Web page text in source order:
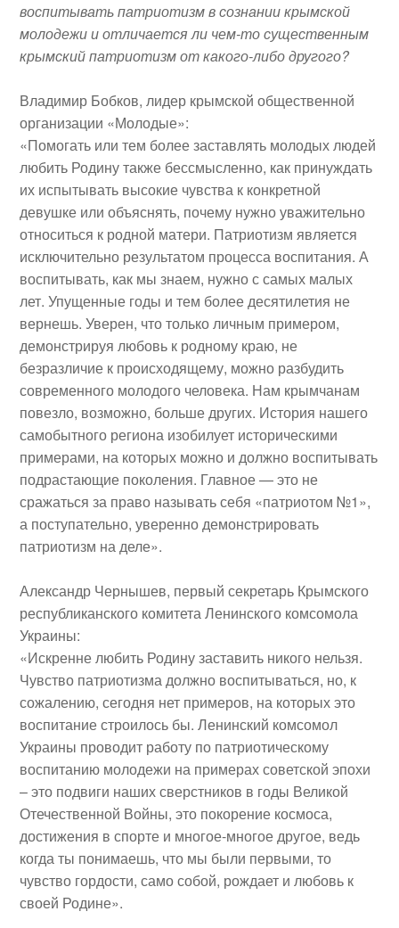
воспитывать патриотизм в сознании крымской
молодежи и отличается ли чем-то существенным
крымский патриотизм от какого-либо другого?
Владимир Бобков, лидер крымской общественной
организации «Молодые»:
«Помогать или тем более заставлять молодых людей
любить Родину также бессмысленно, как принуждать
их испытывать высокие чувства к конкретной
девушке или объяснять, почему нужно уважительно
относиться к родной матери. Патриотизм является
исключительно результатом процесса воспитания. А
воспитывать, как мы знаем, нужно с самых малых
лет. Упущенные годы и тем более десятилетия не
вернешь. Уверен, что только личным примером,
демонстрируя любовь к родному краю, не
безразличие к происходящему, можно разбудить
современного молодого человека. Нам крымчанам
повезло, возможно, больше других. История нашего
самобытного региона изобилует историческими
примерами, на которых можно и должно воспитывать
подрастающие поколения. Главное — это не
сражаться за право называть себя «патриотом №1»,
а поступательно, уверенно демонстрировать
патриотизм на деле».
Александр Чернышев, первый секретарь Крымского
республиканского комитета Ленинского комсомола
Украины:
«Искренне любить Родину заставить никого нельзя.
Чувство патриотизма должно воспитываться, но, к
сожалению, сегодня нет примеров, на которых это
воспитание строилось бы. Ленинский комсомол
Украины проводит работу по патриотическому
воспитанию молодежи на примерах советской эпохи
– это подвиги наших сверстников в годы Великой
Отечественной Войны, это покорение космоса,
достижения в спорте и многое-многое другое, ведь
когда ты понимаешь, что мы были первыми, то
чувство гордости, само собой, рождает и любовь к
своей Родине».